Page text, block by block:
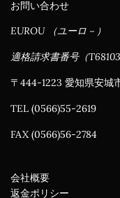
お問い合わせ
EUROU （ユーロ－）
適格請求書番号（
〒444-1223 愛知県安城
TEL (0566)55-2619
FAX (0566)56-2784
会社概要
返金ポリシー